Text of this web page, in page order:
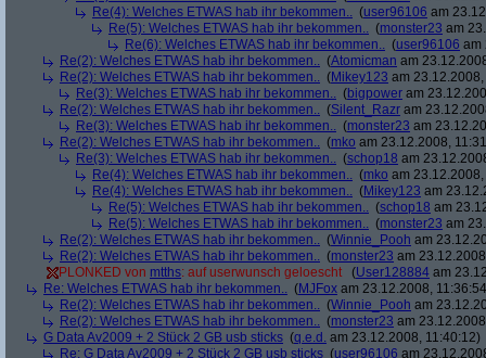
Re(4): Welches ETWAS hab ihr bekommen.. (user96106 am
Re(5): Welches ETWAS hab ihr bekommen.. (monster23 am
Re(6): Welches ETWAS hab ihr bekommen.. (user96106 am
Re(2): Welches ETWAS hab ihr bekommen.. (Atomicman am
Re(2): Welches ETWAS hab ihr bekommen.. (Mikey123 am
Re(3): Welches ETWAS hab ihr bekommen.. (bigpower am
Re(2): Welches ETWAS hab ihr bekommen.. (Silent_Razr am
Re(3): Welches ETWAS hab ihr bekommen.. (monster23 am
Re(2): Welches ETWAS hab ihr bekommen.. (mko am 23.12.2008,
Re(3): Welches ETWAS hab ihr bekommen.. (schop18 am
Re(4): Welches ETWAS hab ihr bekommen.. (mko am
Re(4): Welches ETWAS hab ihr bekommen.. (Mikey123 am
Re(5): Welches ETWAS hab ihr bekommen.. (schop18 am
Re(5): Welches ETWAS hab ihr bekommen.. (monster23 am
Re(2): Welches ETWAS hab ihr bekommen.. (Winnie_Pooh am
Re(2): Welches ETWAS hab ihr bekommen.. (monster23 am
PLONKED von mtths: auf userwunsch geloescht (User128884 am
Re: Welches ETWAS hab ihr bekommen.. (MJFox am 23.12.2008,
Re(2): Welches ETWAS hab ihr bekommen.. (Winnie_Pooh am
Re(2): Welches ETWAS hab ihr bekommen.. (monster23 am
G Data Av2009 + 2 Stück 2 GB usb sticks (q.e.d. am 23.12.2008, 11:40:12)
Re: G Data Av2009 + 2 Stück 2 GB usb sticks (user96106 am